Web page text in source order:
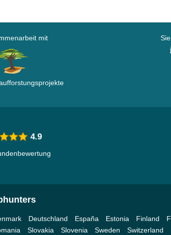
mit
4.9
Deutschland España Estonia Finland
Slovakia Slovenia Sweden Switzerland